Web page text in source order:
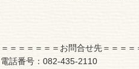
＝＝＝＝＝＝＝お問合せ先＝＝＝＝
電話番号：082-435-2110